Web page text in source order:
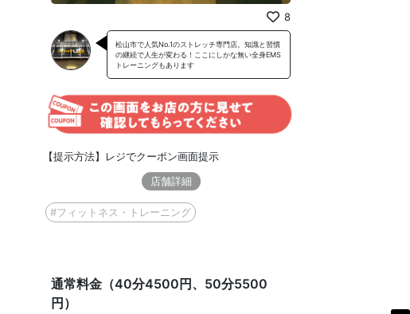
8
松山市で人気No.1のストレッチ専門店。知識と習慣
の継続で人生が変わる！ここにしかな無い全身EMS
トレーニングもあります
【提示方法】レジでクーポン画面提示
店舗詳細
#フィットネス・トレーニング
通常料金（40分4500円、50分5500
円）